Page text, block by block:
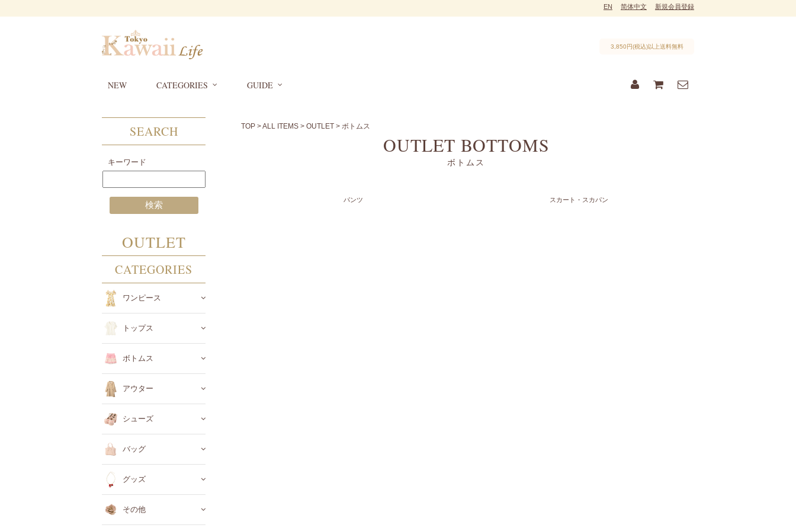
EN 简体中文 新規会員登録
3,850円(税込)以上送料無料
NEW CATEGORIES GUIDE
SEARCH
キーワード
OUTLET
CATEGORIES
ワンピース
トップス
ボトムス
アウター
シューズ
バッグ
グッズ
その他
TOP >ALL ITEMS > OUTLET > ボトムス
OUTLET BOTTOMS
ボトムス
パンツ スカート・スカパン